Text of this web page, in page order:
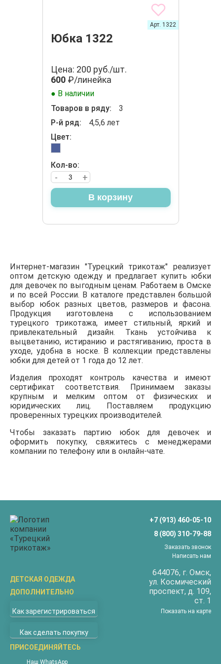
Юбка 1322
Арт. 1322
Цена: 200 руб./шт.
600₽/линейка
● В наличии
Товаров в ряду:
3
Р-й ряд:
4,5,6 лет
Цвет:
Кол-во:
+
-
В корзину
Интернет-магазин "Турецкий трикотаж" реализует
оптом детскую одежду и предлагает купить юбки
для девочек по выгодным ценам. Работаем в Омске
и по всей России. В каталоге представлен большой
выбор юбок разных цветов, размеров и фасона.
Продукция изготовлена с использованием
турецкого трикотажа, имеет стильный, яркий и
привлекательный дизайн. Ткань устойчива к
выцветанию, истиранию и растягиванию, проста в
уходе, удобна в носке. В коллекции представлены
юбки для детей от 1 года до 12 лет.
Изделия проходят контроль качества и имеют
сертификат соответствия. Принимаем заказы
крупным и мелким оптом от физических и
юридических лиц. Поставляем продукцию
проверенных турецких производителей.
Чтобы заказать партию юбок для девочек и
оформить покупку, свяжитесь с менеджерами
компании по телефону или в онлайн-чате.
+7 (913) 460-05-10
8 (800) 310-79-88
Заказать звонок
Написать нам
644076, г. Омск,
ул. Космический
проспект, д. 109,
ст. 1
Показать на карте
ДЕТСКАЯ ОДЕЖДА
Бриджи
Верхняя одежда
Джемперы
Жилеты
Комбинезоны
ДОПОЛНИТЕЛЬНО
Доставка
Оплата
Покупателям
Наши магазины
Как зарегистрироваться
Как сделать покупку
ПРИСОЕДИНЯЙТЕСЬ
Наш WhatsApp